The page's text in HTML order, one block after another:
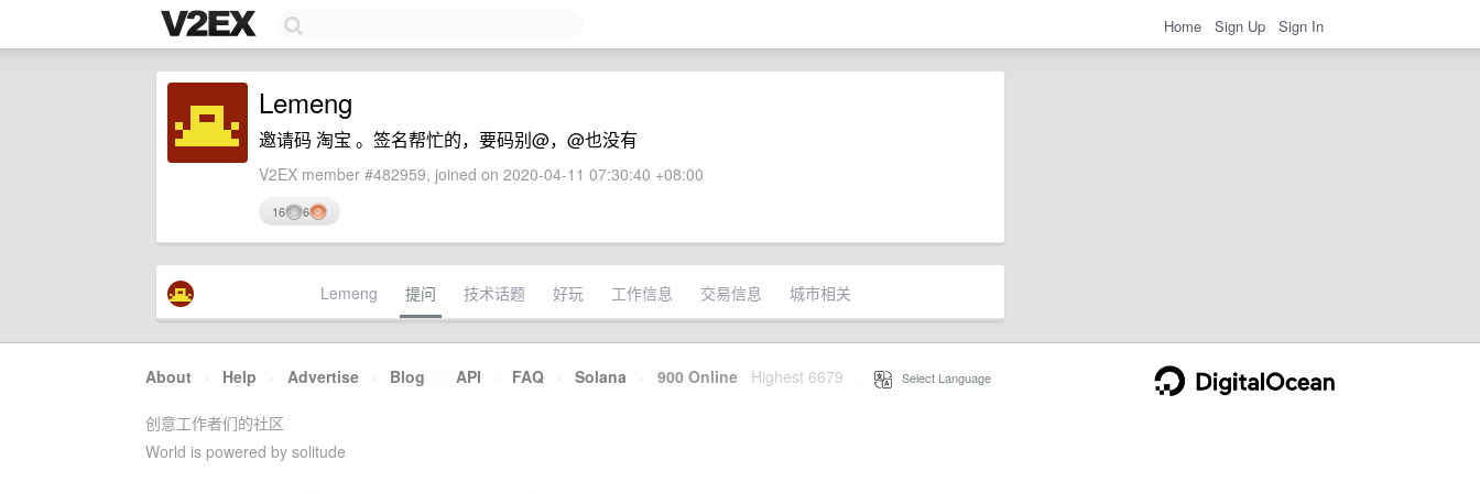
Home Sign Up Sign In
Lemeng
邀请码 淘宝 。签名帮忙的，要码别@，@也没有
V2EX member #482959, joined on 2020-04-11 07:30:40 +08:00
16 6
Lemeng 提问 技术话题 好玩 工作信息 交易信息 城市相关
About · Help · Advertise · Blog · API · FAQ · Solana · 900 Online Highest 6679 Select Language
创意工作者们的社区
World is powered by solitude